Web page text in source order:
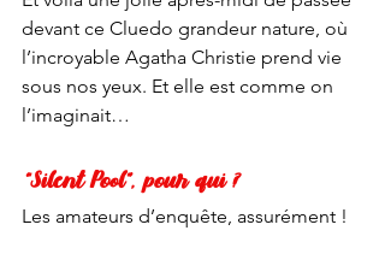
devant ce Cluedo grandeur nature, où
l’incroyable Agatha Christie prend vie
sous nos yeux. Et elle est comme on
l’imaginait…
“Silent Pool”, pour qui ?
Les amateurs d’enquête, assurément !